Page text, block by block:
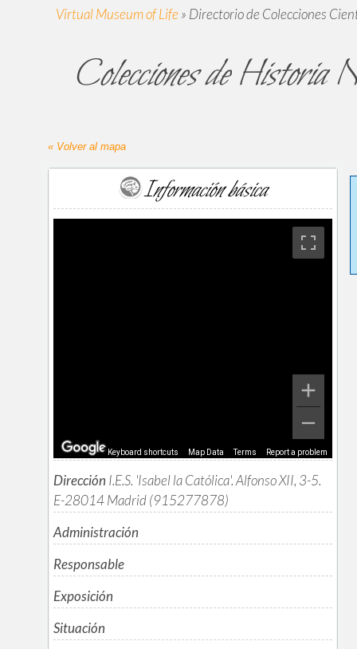
Virtual Museum of Life » Directorio de Colecciones
Colecciones de
« Volver al mapa
Información básica
Keyboard shortcuts Map Data Terms Report a problem
Dirección I.E.S. 'Isabel la Católica'. Alfonso XII, 3-5.
E-28014 Madrid (915277878)
Administración
Responsable
Exposición
Situación